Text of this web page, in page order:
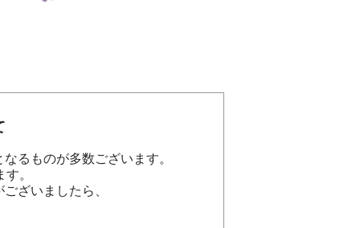
るものが多数ございます。
。
ざいましたら、